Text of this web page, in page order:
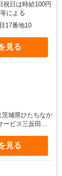
による
17番地10
見る
茨城県ひたちなか
ービス三反田
見る